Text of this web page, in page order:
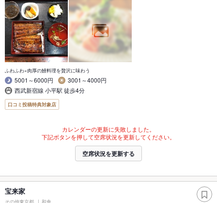
ふわふわ×肉厚の鰻料理を贅沢に味わう
5001～6000円
3001～4000円
西武新宿線 小平駅 徒歩4分
口コミ投稿特典対象店
カレンダーの更新に失敗しました。
下記ボタンを押して空席状況を更新してください。
空席状況を更新する
宝来家